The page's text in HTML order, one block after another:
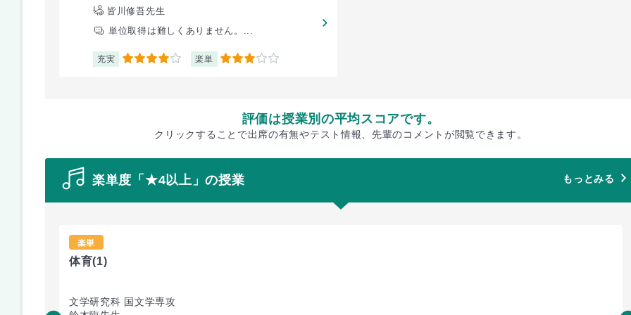
皆川修吾先生
単位取得は難しくありません。...
充実 4 楽単 3
評価は授業別の平均スコアです。
クリックすることで出席の有無やテスト情報、先輩のコメントが閲覧できます。
楽単度「★4以上」の授業 もっとみる
楽単
体育(1)
文学研究科 国文学専攻